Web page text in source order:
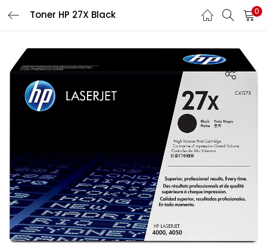
Toner HP 27X Black 0
Recherche
CONNEXION REGISTRE
Entrez votre nom d'utilisateur et le mot de passe pour vous
connecter.
Se souvenir de moi
Connexion
Mot de passe perdu?